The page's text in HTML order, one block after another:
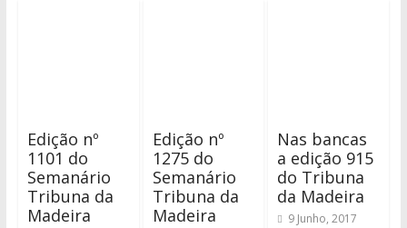
Edição nº
1101 do
Semanário
Tribuna da
Madeira
Edição nº
1275 do
Semanário
Tribuna da
Madeira
Nas bancas
a edição 915
do Tribuna
da Madeira
9 Junho, 2017